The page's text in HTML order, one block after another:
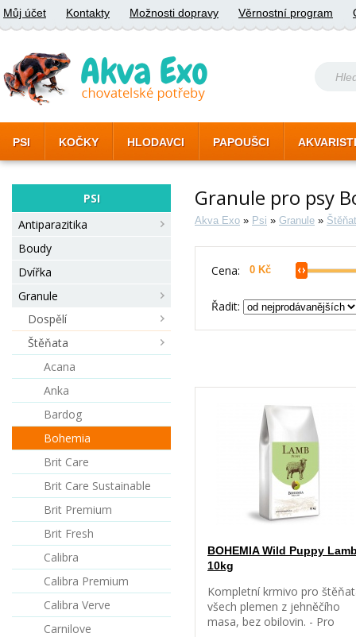
Můj účet Kontakty Možnosti dopravy Věrnostní program
PSI KOČKY HLODAVCI PAPOUŠCI
PSI
Antiparazitika
Boudy
Dvířka
Granule
Dospělí
Štěňata
Acana
Anka
Bardog
Bohemia
Brit Care
Brit Care Sustainable
Brit Premium
Brit Fresh
Calibra
Calibra Premium
Calibra Verve
Carnilove
Granule pro psy
Akva Exo » Psi » Granule »
Cena:
Řadit:
BOHEMIA Wild Puppy
10kg
Kompletní krmivo pro
všech plemen z jehněčího
masa, bez obilovin. - Pro